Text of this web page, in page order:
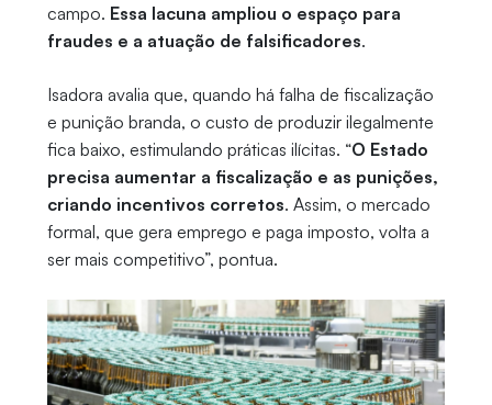
campo. Essa lacuna ampliou o espaço para
fraudes e a atuação de falsificadores.
Isadora avalia que, quando há falha de fiscalização
e punição branda, o custo de produzir ilegalmente
fica baixo, estimulando práticas ilícitas. “O Estado
precisa aumentar a fiscalização e as punições,
criando incentivos corretos. Assim, o mercado
formal, que gera emprego e paga imposto, volta a
ser mais competitivo”, pontua.